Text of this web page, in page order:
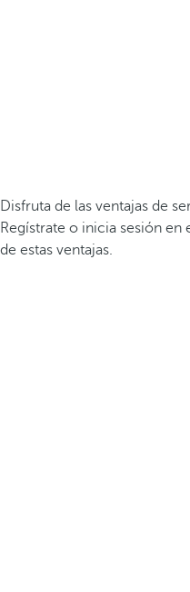
Disfruta de las ventajas de
Regístrate o inicia sesión
de estas ventajas.